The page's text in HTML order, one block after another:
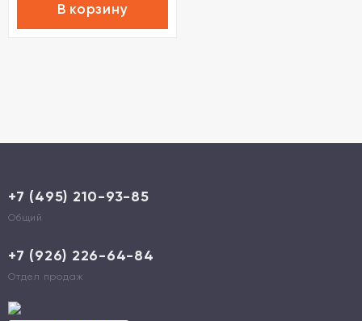
В корзину
+7 (495) 210-93-85
Общий
+7 (926) 226-64-84
Отдел продаж